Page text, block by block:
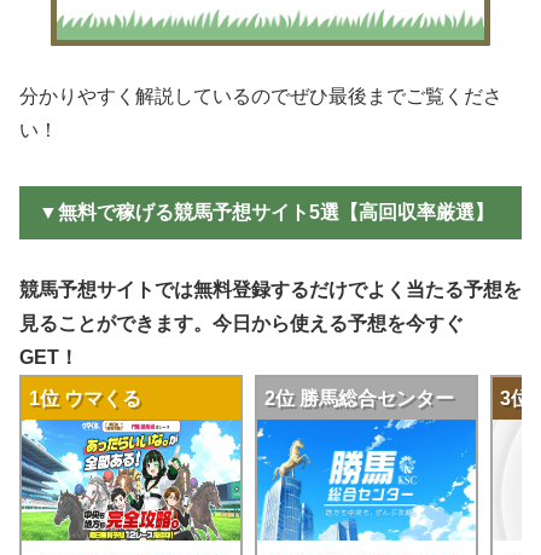
分かりやすく解説しているのでぜひ最後までご覧くださ
い！
▼無料で稼げる競馬予想サイト5選【高回収率厳選】
競馬予想サイトでは無料登録するだけでよく当たる予想を
見ることができます。今日から使える予想を今すぐ
GET！
1位 ウマくる
2位 勝馬総合センター 3位